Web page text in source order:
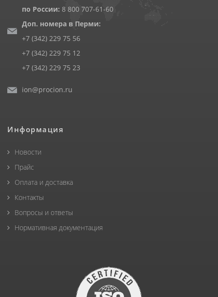
по России: 8 800 707-61-60
Доп. номера в Перми:
+7 (342) 229 75 56
+7 (342) 229 75 12
+7 (342) 229 75 23
ion@procion.ru
Информация
Новости
Прайс
Оплата и доставка
Контакты
Вопросы и ответы
Нормативная документация